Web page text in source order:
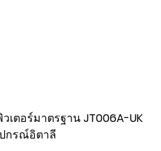
วเตอร์มาตรฐาน JT006A-UK
ปกรณ์อิตาลี